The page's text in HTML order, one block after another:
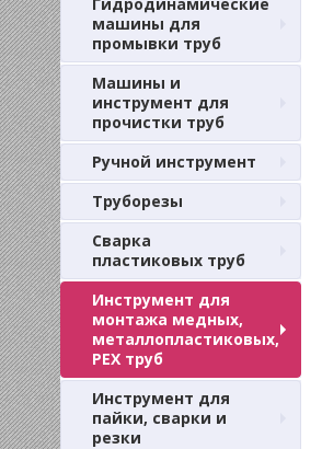
машины для
промывки труб
Машины и
инструмент для
прочистки труб
Ручной инструмент
Труборезы
Сварка
пластиковых труб
Инструмент для
монтажа медных,
металлопластиковых,
PEX труб
Инструмент для
пайки, сварки и
резки